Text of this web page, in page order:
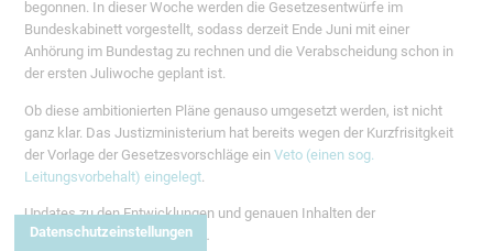
begonnen. In dieser Woche werden die Gesetzesentwürfe im
Bundeskabinett vorgestellt, sodass derzeit Ende Juni mit einer
Anhörung im Bundestag zu rechnen und die Verabscheidung schon in
der ersten Juliwoche geplant ist.
Ob diese ambitionierten Pläne genauso umgesetzt werden, ist nicht
ganz klar. Das Justizministerium hat bereits wegen der Kurzfrisitgkeit
der Vorlage der Gesetzesvorschläge einVeto (einen sog.
Leitungsvorbehalt) eingelegt
Updates zu den Entwicklungen und genauen Inhalten der
Gesetzesänderungen folgen…
Datenschutzeinstellungen